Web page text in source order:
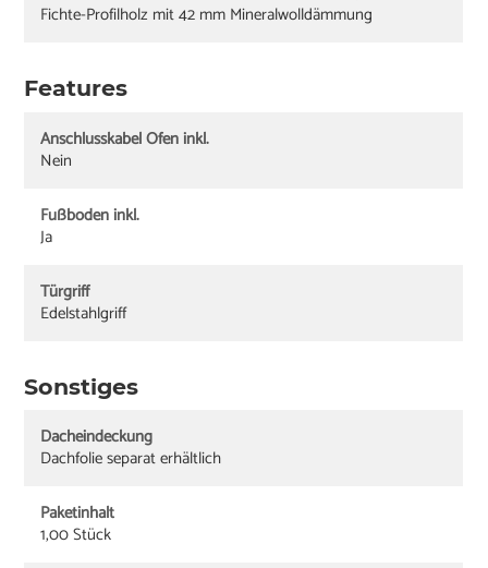
Fichte-Profilholz mit 42 mm Mineralwolldämmung
Features
Anschlusskabel Ofen inkl.
Nein
Fußboden inkl.
Ja
Türgriff
Edelstahlgriff
Sonstiges
Dacheindeckung
Dachfolie separat erhältlich
Paketinhalt
1,00 Stück